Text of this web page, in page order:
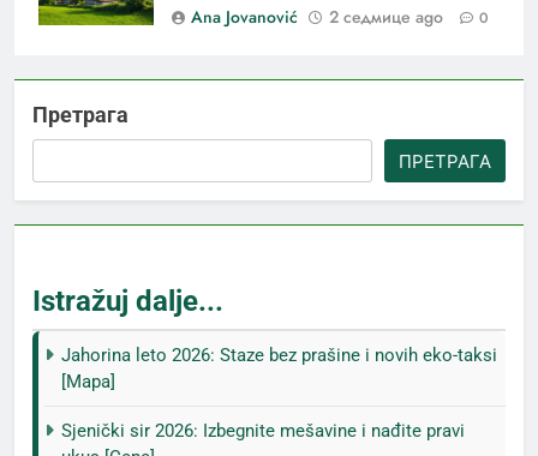
Ana Jovanović 2 седмице ago 0
Претрага
ПРЕТРАГА
Istražuj dalje...
Jahorina leto 2026: Staze bez prašine i novih eko-taksi
[Mapa]
Sjenički sir 2026: Izbegnite mešavine i nađite pravi